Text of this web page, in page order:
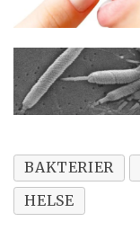
BAKTERIER
HELSE